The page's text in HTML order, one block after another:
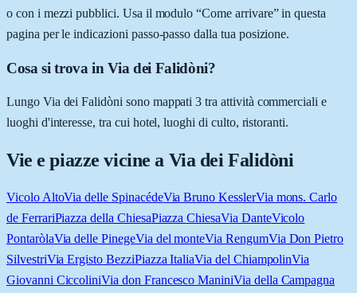
o con i mezzi pubblici. Usa il modulo “Come arrivare” in questa
pagina per le indicazioni passo-passo dalla tua posizione.
Cosa si trova in Via dei Falidòni?
Lungo Via dei Falidòni sono mappati 3 tra attività commerciali e
luoghi d'interesse, tra cui hotel, luoghi di culto, ristoranti.
Vie e piazze vicine a Via dei Falidòni
Vicolo AltoVia delle SpinacédeVia Bruno KesslerVia mons. Carlo
de FerrariPiazza della ChiesaPiazza ChiesaVia DanteVicolo
PontaròlaVia delle PinegeVia del monteVia RengumVia Don Pietro
SilvestriVia Ergisto BezziPiazza ItaliaVia del ChiampolinVia
Giovanni CiccoliniVia don Francesco ManiniVia della Campagna